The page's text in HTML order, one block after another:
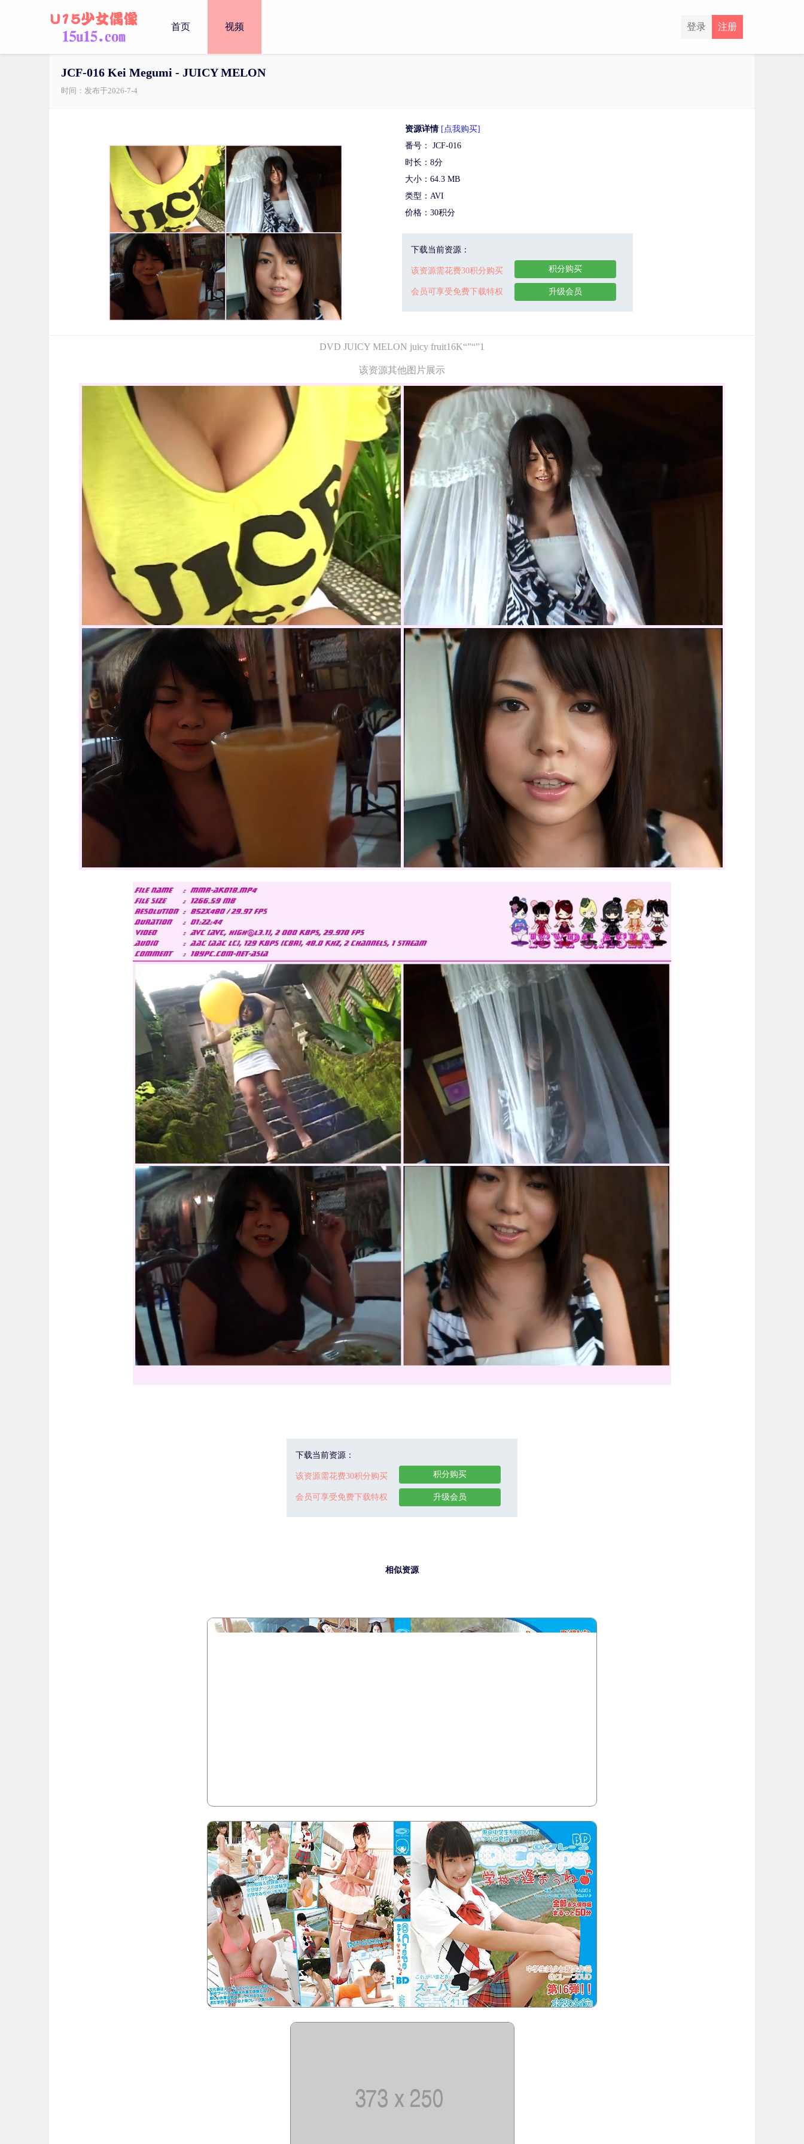
注册
登录
首页 视频
JCF-016 Kei Megumi - JUICY MELON
时间：发布于2026-7-4
资源详情 [点我购买]
番号： JCF-016
时长：8分
大小：64.3 MB
类型：AVI
价格：30积分
下载当前资源：
该资源需花费30积分购买
会员可享受免费下载特权
积分购买
升级会员
DVD JUICY MELON juicy fruit16K“”“”1
该资源其他图片展示
下载当前资源：
该资源需花费30积分购买
会员可享受免费下载特权
积分购买
升级会员
相似资源